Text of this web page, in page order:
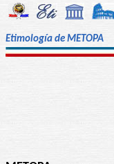
Etimología de METOPA